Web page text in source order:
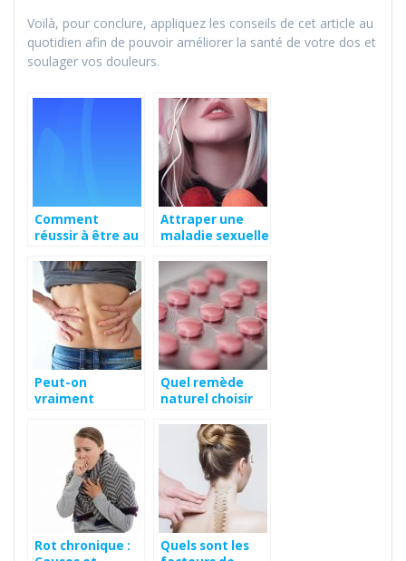
Voilà, pour conclure, appliquez les conseils de cet article au
quotidien afin de pouvoir améliorer la santé de votre dos et
soulager vos douleurs.
Comment
réussir à être au
saison froide ?
Attraper une
maladie sexuelle
Peut-on
vraiment
de dos avec le
dorylax pro ?
Quel remède
naturel choisir
Rot chronique :
Quels sont les